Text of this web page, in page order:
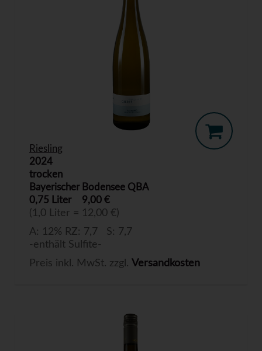
Riesling
2024
trocken
Bayerischer Bodensee QBA
0,75 Liter
9,00 €
(1,0 Liter = 12,00 €)
A: 12% RZ: 7,7 S: 7,7
-enthält Sulfite-
Preis inkl. MwSt. zzgl. Versandkosten